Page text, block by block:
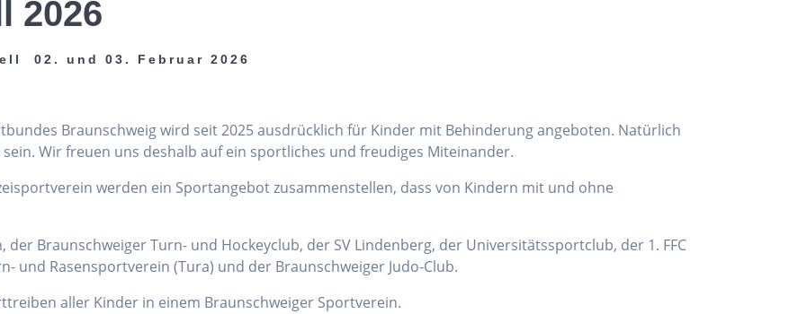
2026
02. und 03. Februar 2026
Braunschweig wird seit 2025 ausdrücklich für Kinder mit Behinderung angeboten. Natürlich
Wir freuen uns deshalb auf ein sportliches und freudiges Miteinander.
werden ein Sportangebot zusammenstellen, dass von Kindern mit und ohne
Braunschweiger Turn- und Hockeyclub, der SV Lindenberg, der Universitätssportclub, der 1. FFC
und Rasensportverein (Tura) und der Braunschweiger Judo-Club.
aller Kinder in einem Braunschweiger Sportverein.